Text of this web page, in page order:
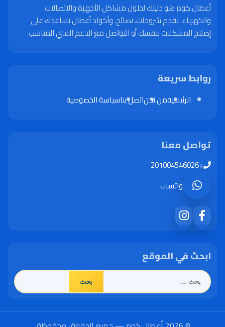
أعطال.كوم هو دليلك لحلول مشاكل الأجهزة والاتصالات
والكهرباء. نقدم شروحات، نصائح، وأكواد أعطال تساعدك على
إصلاح المشكلات بنفسك أو التواصل مع الدعم الفني المناسب.
روابط سريعة
الرئيسيةمن نحناتصل بناسياسة الخصوصية
تواصل معنا
+201004546026
واتساب
ابحث في الموقع
البحث
عن: